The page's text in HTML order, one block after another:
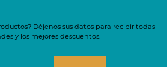
Déjenos sus datos para recibir todas
y los mejores descuentos.